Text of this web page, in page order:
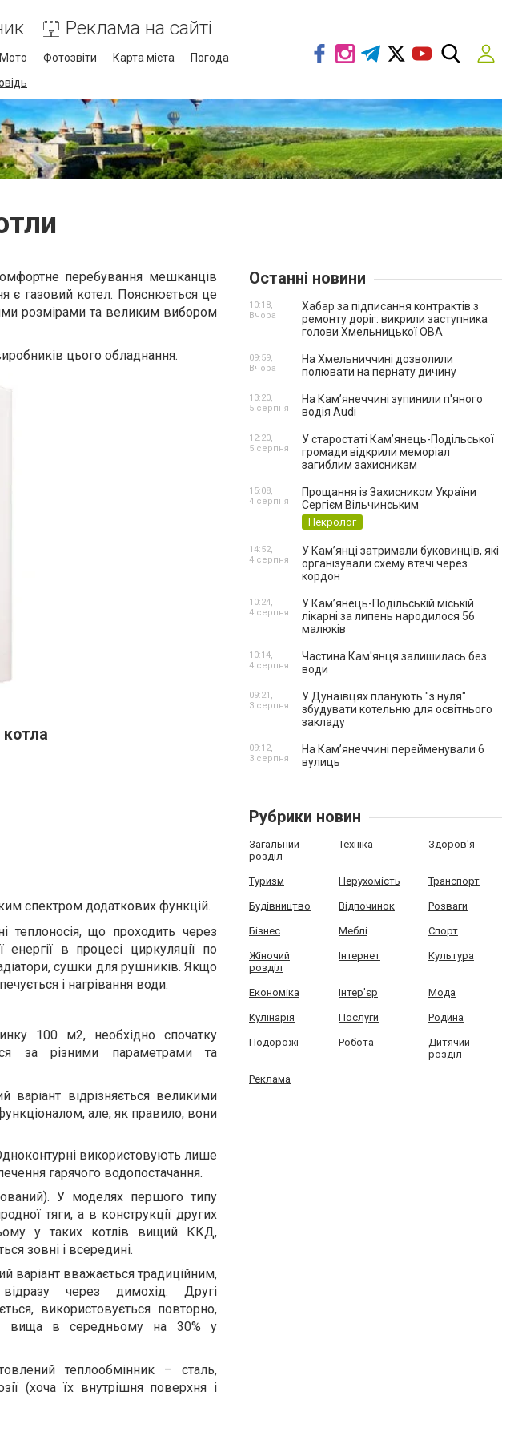
Реклама на сайті
Фотозвіти Карта міста
Погода
перебування мешканців
є газовий котел. Пояснюється це
розмірами та великим вибором
цього обладнання.
котла
спектром додаткових функцій.
теплоносія, що проходить через
енергії в процесі циркуляції по
сушки для рушників. Якщо
і нагрівання води.
100 м2, необхідно спочатку
за різними параметрами та
відрізняється великими
але, як правило, вони
використовують лише
гарячого водопостачання.
У моделях першого типу
тяги, а в конструкції других
у таких котлів вищий ККД,
зовні і всередині.
варіант вважається традиційним,
через димохід. Другі
використовується повторно,
вища в середньому на 30% у
теплообмінник – сталь,
(хоча їх внутрішня поверхня і
Останні новини
Хабар за підписання контрактів з
ремонту доріг: викрили заступника
голови Хмельницької ОВА
10:18,
Вчора
На Хмельниччині дозволили
полювати на пернату дичину
09:59,
Вчора
На Камʼянеччині зупинили п'яного
водія Audi
13:20,
5 серпня
У старостаті Кам’янець-Подільської
громади відкрили меморіал
загиблим захисникам
12:20,
5 серпня
Прощання із Захисником України
Сергієм Вільчинським
Некролог
15:08,
4 серпня
У Кам’янці затримали буковинців, які
організували схему втечі через
кордон
14:52,
4 серпня
У Кам’янець-Подільській міській
лікарні за липень народилося 56
малюків
10:24,
4 серпня
Частина Кам'янця залишилась без
води
10:14,
4 серпня
У Дунаївцях планують "з нуля"
збудувати котельню для освітнього
закладу
09:21,
3 серпня
На Камʼянеччині перейменували 6
вулиць
09:12,
3 серпня
Рубрики новин
Загальний
розділ
Техніка Здоров'я
Туризм Нерухомість Транспорт
Будівництво Відпочинок Розваги
Бізнес Меблі Спорт
Жіночий
розділ
Інтернет Культура
Економіка Інтер'єр Мода
Кулінарія Послуги Родина
Подорожі Робота
Дитячий
розділ
Реклама